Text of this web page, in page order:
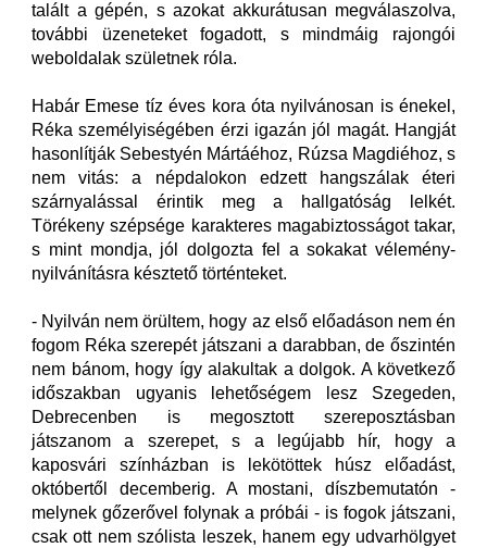
talált a gépén, s azokat akkurátusan megválaszolva,
további üzeneteket fogadott, s mindmáig rajongói
weboldalak születnek róla.
Habár Emese tíz éves kora óta nyilvánosan is énekel,
Réka személyiségében érzi igazán jól magát. Hangját
hasonlítják Sebestyén Mártáéhoz, Rúzsa Magdiéhoz, s
nem vitás: a népdalokon edzett hangszálak éteri
szárnyalással érintik meg a hallgatóság lelkét.
Törékeny szépsége karakteres magabiztosságot takar,
s mint mondja, jól dolgozta fel a sokakat vélemény-
nyilvánításra késztető történteket.
- Nyilván nem örültem, hogy az első előadáson nem én
fogom Réka szerepét játszani a darabban, de őszintén
nem bánom, hogy így alakultak a dolgok. A következő
időszakban ugyanis lehetőségem lesz Szegeden,
Debrecenben is megosztott szereposztásban
játszanom a szerepet, s a legújabb hír, hogy a
kaposvári színházban is lekötöttek húsz előadást,
októbertől decemberig. A mostani, díszbemutatón -
melynek gőzerővel folynak a próbái - is fogok játszani,
csak ott nem szólista leszek, hanem egy udvarhölgyet